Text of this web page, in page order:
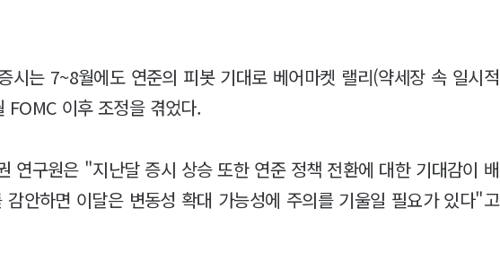
시는 7~8월에도 연준의 피봇 기대로 베어마켓 랠리(약세장 속 일시적
FOMC 이후 조정을 겪었다.
연구원은 "지난달 증시 상승 또한 연준 정책 전환에 대한 기대감이 배
안하면 이달은 변동성 확대 가능성에 주의를 기울일 필요가 있다"고